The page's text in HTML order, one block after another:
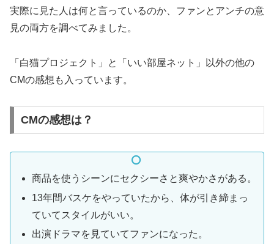
実際に見た人は何と言っているのか、ファンとアンチの意
見の両方を調べてみました。
「白猫プロジェクト」と「いい部屋ネット」以外の他の
CMの感想も入っています。
CMの感想は？
商品を使うシーンにセクシーさと爽やかさがある。
13年間バスケをやっていたから、体が引き締まっ
ていてスタイルがいい。
出演ドラマを見ていてファンになった。